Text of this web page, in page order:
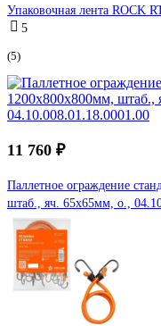
Упаковочная лента ROCK
5
(5)
11 760 ₽
Паллетное ограждение
штаб., яч. 65х65мм, о.,